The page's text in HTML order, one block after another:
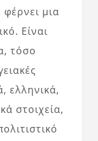
μια
Είναι
τόσο
ελληνικά,
στοιχεία,